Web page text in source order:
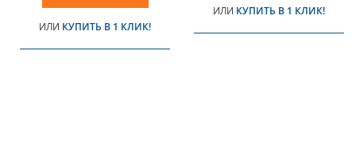
ИЛИ КУПИТЬ В 1 КЛИК!
ИЛИ КУПИТЬ В 1 КЛИК!